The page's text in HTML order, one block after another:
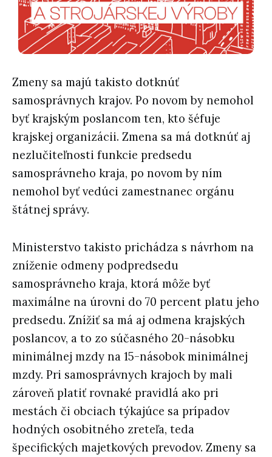
Zmeny sa majú takisto dotknúť
samosprávnych krajov. Po novom by nemohol
byť krajským poslancom ten, kto šéfuje
krajskej organizácii. Zmena sa má dotknúť aj
nezlučiteľnosti funkcie predsedu
samosprávneho kraja, po novom by ním
nemohol byť vedúci zamestnanec orgánu
štátnej správy.
Ministerstvo takisto prichádza s návrhom na
zníženie odmeny podpredsedu
samosprávneho kraja, ktorá môže byť
maximálne na úrovni do 70 percent platu jeho
predsedu. Znížiť sa má aj odmena krajských
poslancov, a to zo súčasného 20-násobku
minimálnej mzdy na 15-násobok minimálnej
mzdy. Pri samosprávnych krajoch by mali
zároveň platiť rovnaké pravidlá ako pri
mestách či obciach týkajúce sa prípadov
hodných osobitného zreteľa, teda
špecifických majetkových prevodov. Zmeny sa